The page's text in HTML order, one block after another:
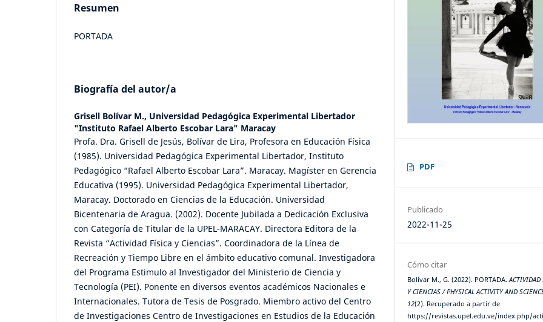
Resumen
PORTADA
Biografía del autor/a
Grisell Bolívar M., Universidad Pedagógica Experimental Libertador
"Instituto Rafael Alberto Escobar Lara" Maracay
Profa. Dra. Grisell de Jesús, Bolívar de Lira, Profesora en Educación Física
(1985). Universidad Pedagógica Experimental Libertador, Instituto
Pedagógico “Rafael Alberto Escobar Lara”. Maracay. Magíster en Gerencia
Educativa (1995). Universidad Pedagógica Experimental Libertador,
Maracay. Doctorado en Ciencias de la Educación. Universidad
Bicentenaria de Aragua. (2002). Docente Jubilada a Dedicación Exclusiva
con Categoría de Titular de la UPEL-MARACAY. Directora Editora de la
Revista “Actividad Física y Ciencias”. Coordinadora de la Línea de
Recreación y Tiempo Libre en el ámbito educativo comunal. Investigadora
del Programa Estimulo al Investigador del Ministerio de Ciencia y
Tecnología (PEI). Ponente en diversos eventos académicos Nacionales e
Internacionales. Tutora de Tesis de Posgrado. Miembro activo del Centro
de Investigaciones Centro de Investigaciones en Estudios de la Educación
PDF
Publicado
2022-11-25
Cómo citar
Bolívar M., G. (2022). PORTADA.ACTIVIDAD
Y CIENCIAS / PHYSICAL ACTIVITY AND
12(2). Recuperado a partir de
https://revistas.upel.edu.ve/index.php/